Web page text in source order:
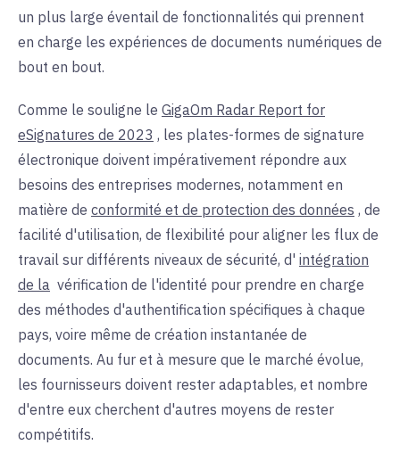
un plus large éventail de fonctionnalités qui prennent
en charge les expériences de documents numériques de
bout en bout.
Comme le souligne le GigaOm Radar Report for
eSignatures de 2023 , les plates-formes de signature
électronique doivent impérativement répondre aux
besoins des entreprises modernes, notamment en
matière de conformité et de protection des données , de
facilité d'utilisation, de flexibilité pour aligner les flux de
travail sur différents niveaux de sécurité, d' intégration
de la vérification de l'identité pour prendre en charge
des méthodes d'authentification spécifiques à chaque
pays, voire même de création instantanée de
documents. Au fur et à mesure que le marché évolue,
les fournisseurs doivent rester adaptables, et nombre
d'entre eux cherchent d'autres moyens de rester
compétitifs.